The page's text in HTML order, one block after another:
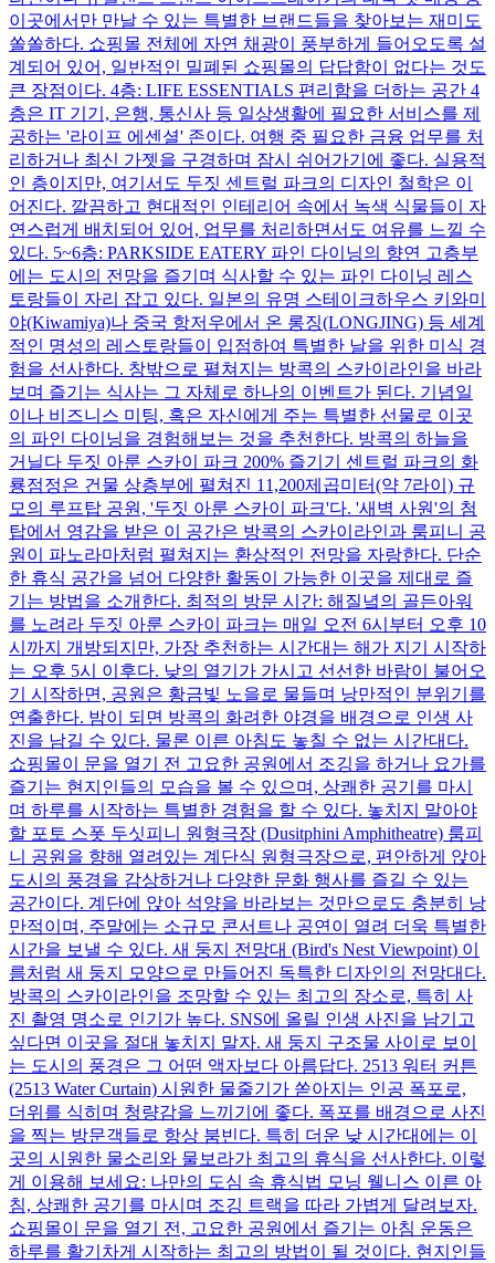
이곳에서만 만날 수 있는 특별한 브랜드들을 찾아보는 재미도
쏠쏠하다. 쇼핑몰 전체에 자연 채광이 풍부하게 들어오도록 설
계되어 있어, 일반적인 밀폐된 쇼핑몰의 답답함이 없다는 것도
큰 장점이다. 4층: LIFE ESSENTIALS 편리함을 더하는 공간 4
층은 IT 기기, 은행, 통신사 등 일상생활에 필요한 서비스를 제
공하는 '라이프 에센셜' 존이다. 여행 중 필요한 금융 업무를 처
리하거나 최신 가젯을 구경하며 잠시 쉬어가기에 좋다. 실용적
인 층이지만, 여기서도 두짓 센트럴 파크의 디자인 철학은 이
어진다. 깔끔하고 현대적인 인테리어 속에서 녹색 식물들이 자
연스럽게 배치되어 있어, 업무를 처리하면서도 여유를 느낄 수
있다. 5~6층: PARKSIDE EATERY 파인 다이닝의 향연 고층부
에는 도시의 전망을 즐기며 식사할 수 있는 파인 다이닝 레스
토랑들이 자리 잡고 있다. 일본의 유명 스테이크하우스 키와미
야(Kiwamiya)나 중국 항저우에서 온 롱징(LONGJING) 등 세계
적인 명성의 레스토랑들이 입점하여 특별한 날을 위한 미식 경
험을 선사한다. 창밖으로 펼쳐지는 방콕의 스카이라인을 바라
보며 즐기는 식사는 그 자체로 하나의 이벤트가 된다. 기념일
이나 비즈니스 미팅, 혹은 자신에게 주는 특별한 선물로 이곳
의 파인 다이닝을 경험해보는 것을 추천한다. 방콕의 하늘을
거닐다 두짓 아룬 스카이 파크 200% 즐기기 센트럴 파크의 화
룡점정은 건물 상층부에 펼쳐진 11,200제곱미터(약 7라이) 규
모의 루프탑 공원, '두짓 아룬 스카이 파크'다. '새벽 사원'의 첨
탑에서 영감을 받은 이 공간은 방콕의 스카이라인과 룸피니 공
원이 파노라마처럼 펼쳐지는 환상적인 전망을 자랑한다. 단순
한 휴식 공간을 넘어 다양한 활동이 가능한 이곳을 제대로 즐
기는 방법을 소개한다. 최적의 방문 시간: 해질녘의 골든아워
를 노려라 두짓 아룬 스카이 파크는 매일 오전 6시부터 오후 10
시까지 개방되지만, 가장 추천하는 시간대는 해가 지기 시작하
는 오후 5시 이후다. 낮의 열기가 가시고 선선한 바람이 불어오
기 시작하면, 공원은 황금빛 노을로 물들며 낭만적인 분위기를
연출한다. 밤이 되면 방콕의 화려한 야경을 배경으로 인생 사
진을 남길 수 있다. 물론 이른 아침도 놓칠 수 없는 시간대다.
쇼핑몰이 문을 열기 전 고요한 공원에서 조깅을 하거나 요가를
즐기는 현지인들의 모습을 볼 수 있으며, 상쾌한 공기를 마시
며 하루를 시작하는 특별한 경험을 할 수 있다. 놓치지 말아야
할 포토 스폿 두싯피니 원형극장 (Dusitphini Amphitheatre) 룸피
니 공원을 향해 열려있는 계단식 원형극장으로, 편안하게 앉아
도시의 풍경을 감상하거나 다양한 문화 행사를 즐길 수 있는
공간이다. 계단에 앉아 석양을 바라보는 것만으로도 충분히 낭
만적이며, 주말에는 소규모 콘서트나 공연이 열려 더욱 특별한
시간을 보낼 수 있다. 새 둥지 전망대 (Bird's Nest Viewpoint) 이
름처럼 새 둥지 모양으로 만들어진 독특한 디자인의 전망대다.
방콕의 스카이라인을 조망할 수 있는 최고의 장소로, 특히 사
진 촬영 명소로 인기가 높다. SNS에 올릴 인생 사진을 남기고
싶다면 이곳을 절대 놓치지 말자. 새 둥지 구조물 사이로 보이
는 도시의 풍경은 그 어떤 액자보다 아름답다. 2513 워터 커튼
(2513 Water Curtain) 시원한 물줄기가 쏟아지는 인공 폭포로,
더위를 식히며 청량감을 느끼기에 좋다. 폭포를 배경으로 사진
을 찍는 방문객들로 항상 붐빈다. 특히 더운 낮 시간대에는 이
곳의 시원한 물소리와 물보라가 최고의 휴식을 선사한다. 이렇
게 이용해 보세요: 나만의 도심 속 휴식법 모닝 웰니스 이른 아
침, 상쾌한 공기를 마시며 조깅 트랙을 따라 가볍게 달려보자.
쇼핑몰이 문을 열기 전, 고요한 공원에서 즐기는 아침 운동은
하루를 활기차게 시작하는 최고의 방법이 될 것이다. 현지인들